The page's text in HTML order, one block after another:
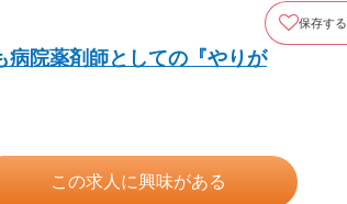
保存する
病院薬剤師としての『やりが
この求人に興味がある